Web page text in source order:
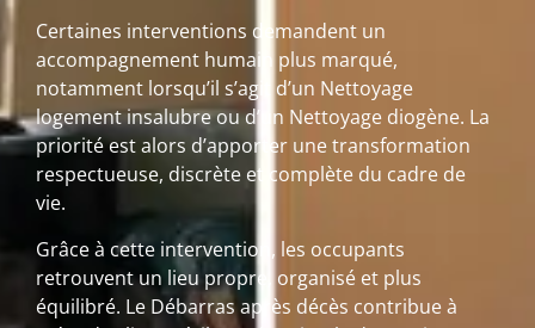
Certaines interventions demandent un
accompagnement humain plus marqué,
notamment lorsqu’il s’agit d’un Nettoyage
logement insalubre ou d’un Nettoyage diogène. La
priorité est alors d’apporter une transformation
respectueuse, discrète et complète du cadre de
vie.
Grâce à cette intervention, les occupants
retrouvent un lieu propre, organisé et plus
équilibré. Le Débarras après décès contribue à